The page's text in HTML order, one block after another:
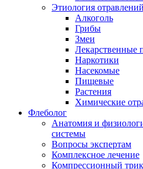
Этиология отравлений
Алкоголь
Грибы
Змеи
Лекарственные
Наркотики
Насекомые
Пищевые
Растения
Химические
Флеболог
Анатомия и
системы
Вопросы экспертам
Комплексное лечение
Компрессионный